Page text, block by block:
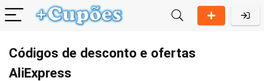
Códigos de desconto e ofertas
AliExpress